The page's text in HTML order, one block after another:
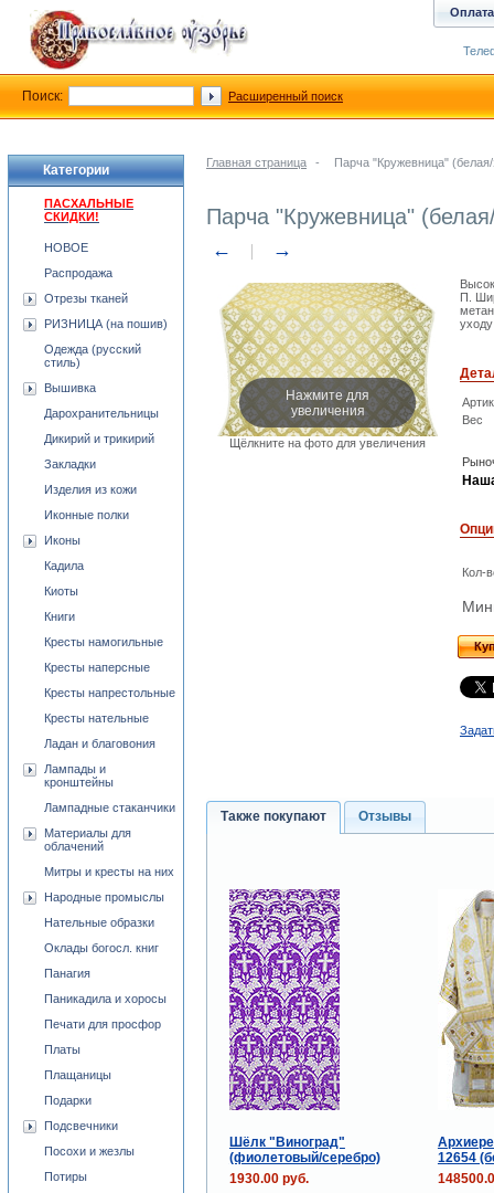
Главная страница - Парча "Кружевница" (белая/
Парча "Кружевница"
← →
Нажмите для
увеличения
Щёлкните на фото для увеличения
П.
Вес
Кол-
Также покупают Отзывы
Шёлк "Виноград"
(фиолетовый/серебро)
12654
1930.00 руб.
Категории
ПАСХАЛЬНЫЕ
СКИДКИ!
НОВОЕ
Распродажа
Отрезы тканей
РИЗНИЦА (на пошив)
Одежда (русский
стиль)
Вышивка
Дарохранительницы
Дикирий и трикирий
Закладки
Изделия из кожи
Иконные полки
Иконы
Кадила
Киоты
Книги
Кресты намогильные
Кресты наперсные
Кресты напрестольные
Кресты нательные
Ладан и благовония
Лампады и
кронштейны
Лампадные стаканчики
Материалы для
облачений
Митры и кресты на них
Народные промыслы
Нательные образки
Оклады богосл. книг
Панагия
Паникадила и хоросы
Печати для просфор
Платы
Плащаницы
Подарки
Подсвечники
Посохи и жезлы
Потиры
Оплата
Поиск: Расширенный поиск